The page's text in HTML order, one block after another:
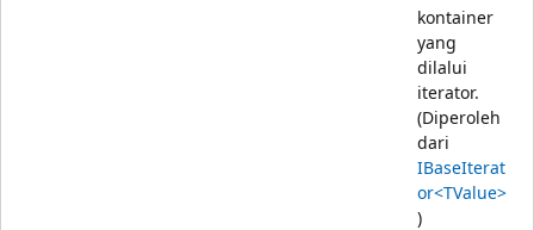
kontainer
yang
dilalui
iterator.
(Diperoleh
dari
IBaseIterat
or<TValue>
)